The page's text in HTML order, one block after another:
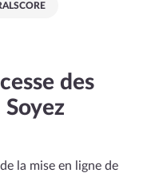
des
la mise en ligne de